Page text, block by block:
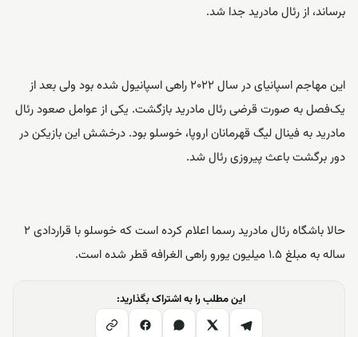
برساند، از رئال مادرید جدا شد.
این مهاجم اسپانیای در سال 2022 راهی اسپانیول شده بود ولی بعد از
یک‌فصل به صورت قرضی رئال مادرید بازگشت. یکی از عوامل صعود رئال
مادرید به فینال لیگ قهرمانان اروپا، خو‌سلو بود. درخشش این بازیکن در
دور برگشت باعث پیروزی رئال شد.
حالا باشگاه رئال مادرید رسما اعلام کرده است که خو‌سلو با قراردادی 2
ساله به مبلغ 1.5 میلیون یورو راهی الغرافه قطر شده است.
این مطلب را به اشتراک بگذارید: